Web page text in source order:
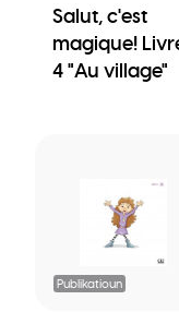
Salut, c'est
magique!
4 "Au village"
Publikatioun